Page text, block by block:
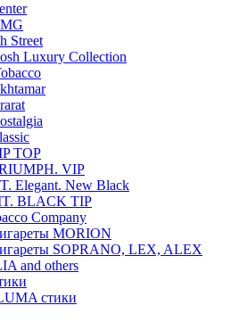
Street
Luxury Collection
TOP
VIP
Elegant. New Black
BLACK TIP
Company
MORION
SOPRANO, LEX, ALEX
and others
стики